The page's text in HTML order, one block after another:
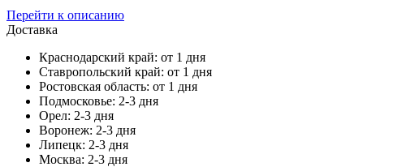
Перейти к описанию
Доставка
Краснодарский край: от 1 дня
Ставропольский край: от 1 дня
Ростовская область: от 1 дня
Подмосковье: 2-3 дня
Орел: 2-3 дня
Воронеж: 2-3 дня
Липецк: 2-3 дня
Москва: 2-3 дня